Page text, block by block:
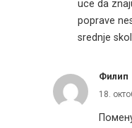
uce da
poprave
srednje
Филип
18.